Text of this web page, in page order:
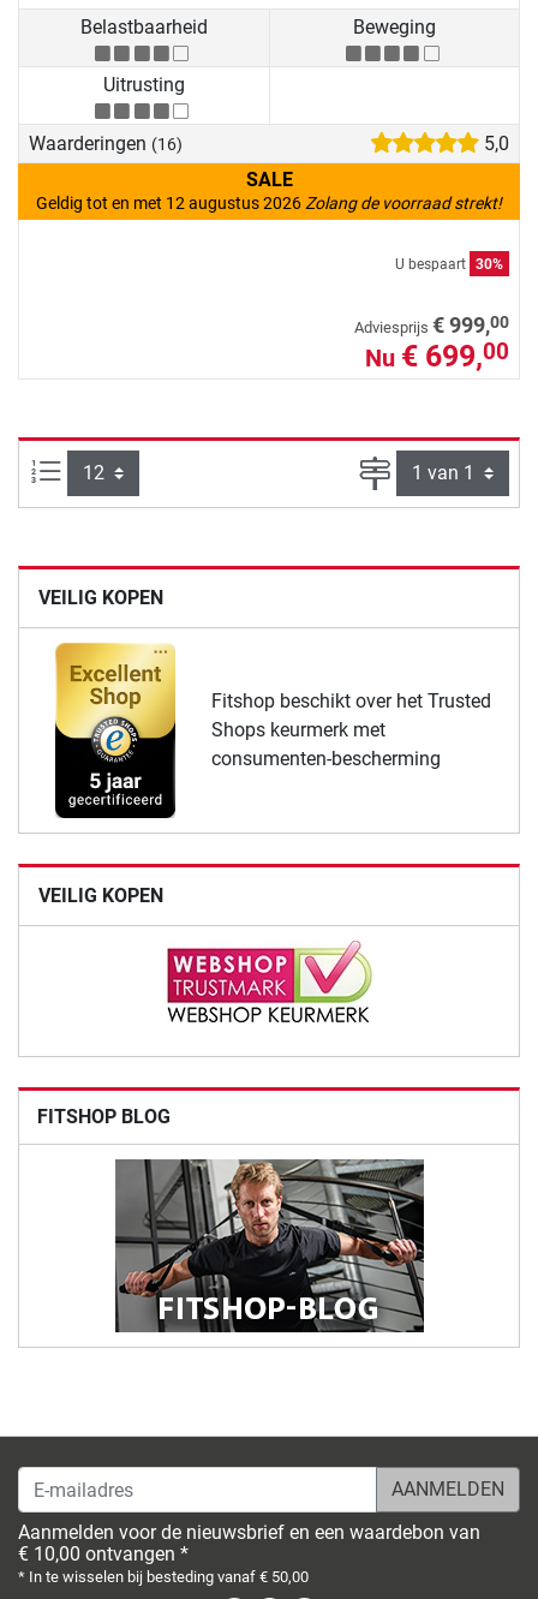
Belastbaarheid
Beweging
Uitrusting
Waarderingen (16)
5,0
SALE
Geldig tot en met 12 augustus 2026 Zolang de voorraad strekt!
U bespaart 30%
Adviesprijs € 999,00
Nu € 699,00
Artikelen per pagina: Pagina
VEILIG KOPEN
Fitshop beschikt over het Trusted
Shops keurmerk met
consumenten-bescherming
VEILIG KOPEN
FITSHOP BLOG
E-mailadres
Aanmelden voor de nieuwsbrief en een waardebon van
€ 10,00 ontvangen *
* In te wisselen bij besteding vanaf € 50,00